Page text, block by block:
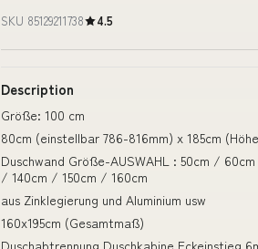
SKU 85129211738 4.5
Description
Größe: 100 cm
80cm (einstellbar 786-816mm) x 185cm
Duschwand Größe-AUSWAHL : 50cm /
/ 140cm / 150cm / 160cm
aus Zinklegierung und Aluminium usw
160x195cm (Gesamtmaß)
Duschabtrennung Duschkabine Eckeinstieg